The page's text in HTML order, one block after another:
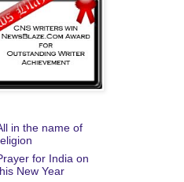
in the name of
for India on
New Year